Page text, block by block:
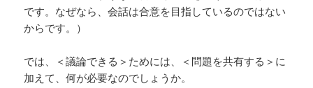
です。なぜなら、会話は合意を目指しているのではない
からです。）
では、＜議論できる＞ためには、＜問題を共有する＞に
加えて、何が必要なのでしょうか。